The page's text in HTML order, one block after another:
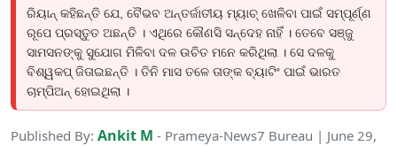
ରିୟାନ୍ କହିଛନ୍ତି ଯେ, ବୈଭବ ଅନ୍ତର୍ଜାତୀୟ ମ୍ୟାଚ୍ ଖେଳିବା ପାଇଁ ସମ୍ପୂର୍ଣ୍ଣ
ରୂପେ ପ୍ରସ୍ତୁତ ଅଛନ୍ତି । ଏଥିରେ କୌଣସି ସନ୍ଦେହ ନାହିଁ । ତେବେ ସଞ୍ଜୁ
ସାମସନଙ୍କୁ ସୁଯୋଗ ମିଳିବା ଦଳ ଉଚିତ ମନେ କରିଥିଲା । ସେ ଦଳକୁ
ବିଶ୍ୱକପ୍ ଜିତାଇଛନ୍ତି । ତିନି ମାସ ତଳେ ତାଙ୍କ ବ୍ୟାଟିଂ ପାଇଁ ଭାରତ
ଚାମ୍ପିଅନ୍ ହୋଇଥିଲା ।
Published By: Ankit M - Prameya-News7 Bureau | June 29,